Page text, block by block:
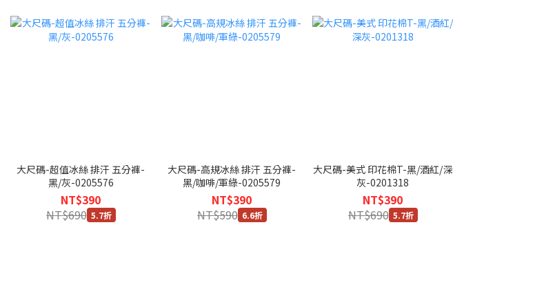
大尺碼-超值冰絲 排汗 五分褲-
黑/灰-0205576
NT$390
NT$690 5.7折
大尺碼-高規冰絲 排汗 五分褲-
黑/咖啡/軍綠-0205579
NT$390
NT$590 6.6折
大尺碼-美式 印花棉T-黑/酒紅/深
灰-0201318
NT$390
NT$690 5.7折